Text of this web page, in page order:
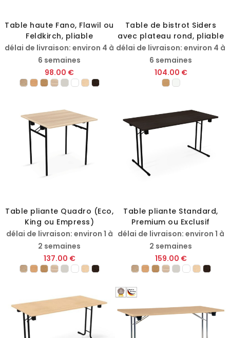
Table haute Fano, Flawil ou
Feldkirch, pliable
délai de livraison: environ 4 à
6 semaines
98.00 €
Table de bistrot Siders
avec plateau rond, pliable
délai de livraison: environ 4 à
6 semaines
104.00 €
Table pliante Quadro (Eco,
King ou Empress)
délai de livraison: environ 1 à
2 semaines
137.00 €
Table pliante Standard,
Premium ou Exclusif
délai de livraison: environ 1 à
2 semaines
159.00 €